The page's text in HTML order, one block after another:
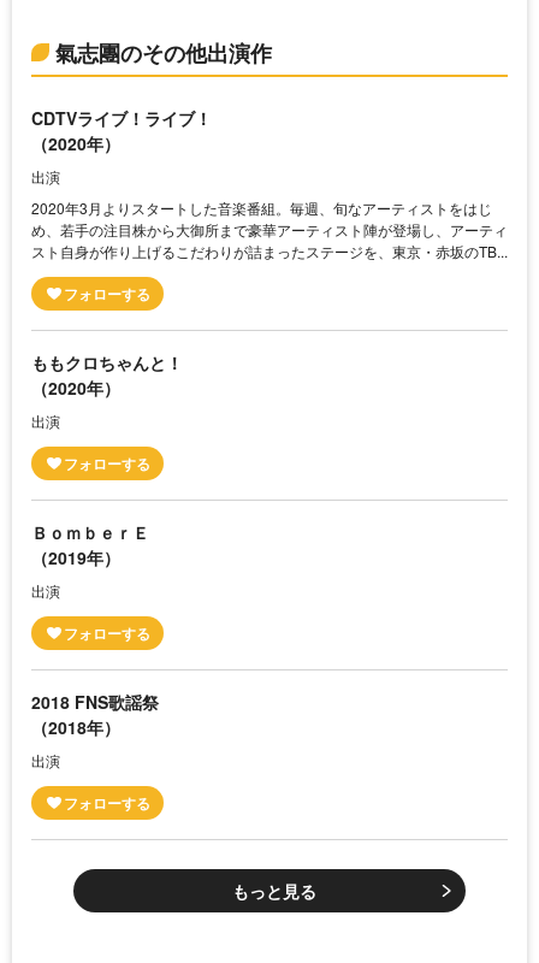
氣志團のその他出演作
CDTVライブ！ライブ！
（2020年）
出演
2020年3月よりスタートした音楽番組。毎週、旬なアーティストをはじ
め、若手の注目株から大御所まで豪華アーティスト陣が登場し、アーティ
スト自身が作り上げるこだわりが詰まったステージを、東京・赤坂のTB...
ももクロちゃんと！
（2020年）
出演
ＢｏｍｂｅｒＥ
（2019年）
出演
2018 FNS歌謡祭
（2018年）
出演
もっと見る